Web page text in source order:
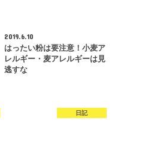
2019.6.10
はったい粉は要注意！小麦ア
レルギー・麦アレルギーは見
逃すな
日記